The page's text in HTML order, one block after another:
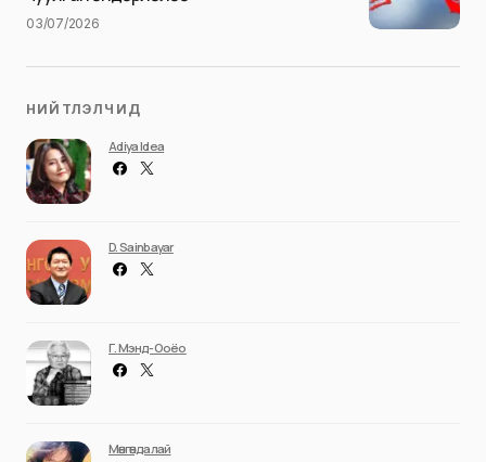
03/07/2026
НИЙТЛЭЛЧИД
Adiya Idea
D. Sainbayar
Г. Мэнд-Ооёо
Мөнгөндалай